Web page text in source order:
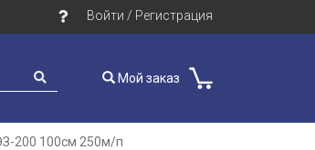
Войти / Регистрация
Мой заказ
200 100см 250м/п